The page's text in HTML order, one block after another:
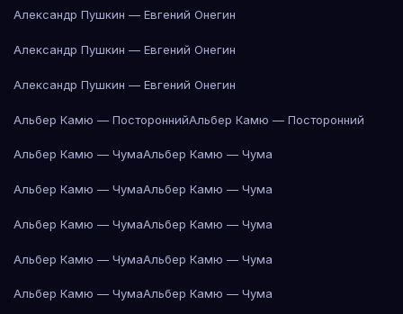
Александр Пушкин — Евгений Онегин
Александр Пушкин — Евгений Онегин
Александр Пушкин — Евгений Онегин
Альбер Камю — ПостороннийАльбер Камю — Посторонний
Альбер Камю — ЧумаАльбер Камю — Чума
Альбер Камю — ЧумаАльбер Камю — Чума
Альбер Камю — ЧумаАльбер Камю — Чума
Альбер Камю — ЧумаАльбер Камю — Чума
Альбер Камю — ЧумаАльбер Камю — Чума